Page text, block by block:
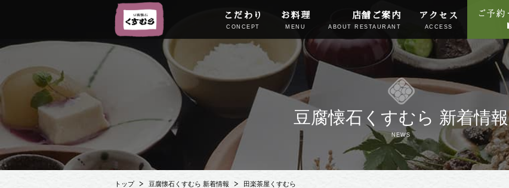
こだわり
CONCEPT
お料理
MENU
店舗ご案内
ABOUT RESTAURANT
アクセス
ACCESS
豆腐懐石くすむら 新着情報
NEWS
トップ 豆腐懐石くすむら 新着情報 田楽茶屋くすむら